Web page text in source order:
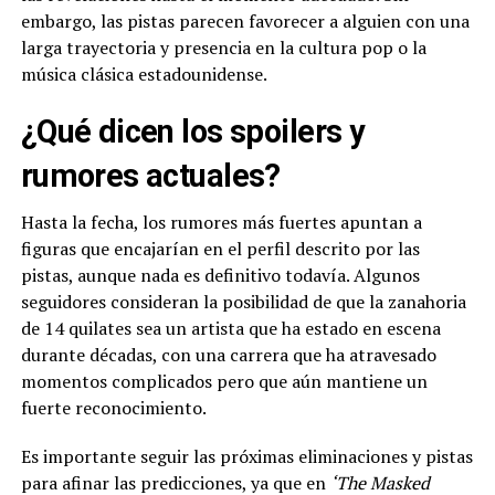
embargo, las pistas parecen favorecer a alguien con una
larga trayectoria y presencia en la cultura pop o la
música clásica estadounidense.
¿Qué dicen los spoilers y
rumores actuales?
Hasta la fecha, los rumores más fuertes apuntan a
figuras que encajarían en el perfil descrito por las
pistas, aunque nada es definitivo todavía. Algunos
seguidores consideran la posibilidad de que la zanahoria
de 14 quilates sea un artista que ha estado en escena
durante décadas, con una carrera que ha atravesado
momentos complicados pero que aún mantiene un
fuerte reconocimiento.
Es importante seguir las próximas eliminaciones y pistas
para afinar las predicciones, ya que en ‘The Masked